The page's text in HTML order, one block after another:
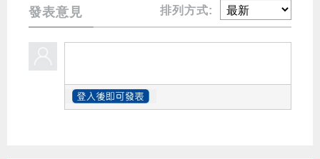
發表意見 排列方式: